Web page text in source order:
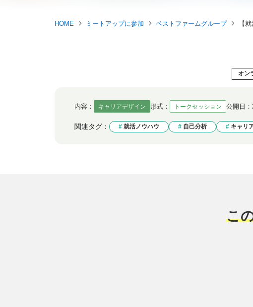
HOME ミートアップに参加 ベストファームグループ 【
オン
内容： キャリアデザイン 形式： トークセッション 公開日：
関連タグ： 就活ノウハウ 自己分析 キャリ
こ